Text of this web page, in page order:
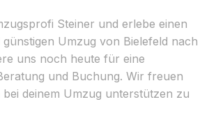
Steiner und erlebe einen
Umzug von Bielefeld nach
uns noch heute für eine
und Buchung. Wir freuen
deinem Umzug unterstützen zu